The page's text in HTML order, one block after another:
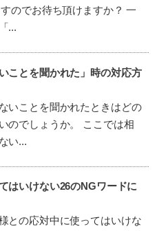
のでお待ち頂けますか？ 一
...
ことを聞かれた」時の対応方
いことを聞かれたときはどの
のでしょうか。 ここでは相
い...
はいけない26のNGワードに
との応対中に使ってはいけな